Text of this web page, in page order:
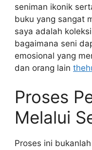
seniman ikonik
buku yang sangat
saya adalah
bagaimana seni
emosional yang
dan orang lain
Proses
Melalui
Proses ini